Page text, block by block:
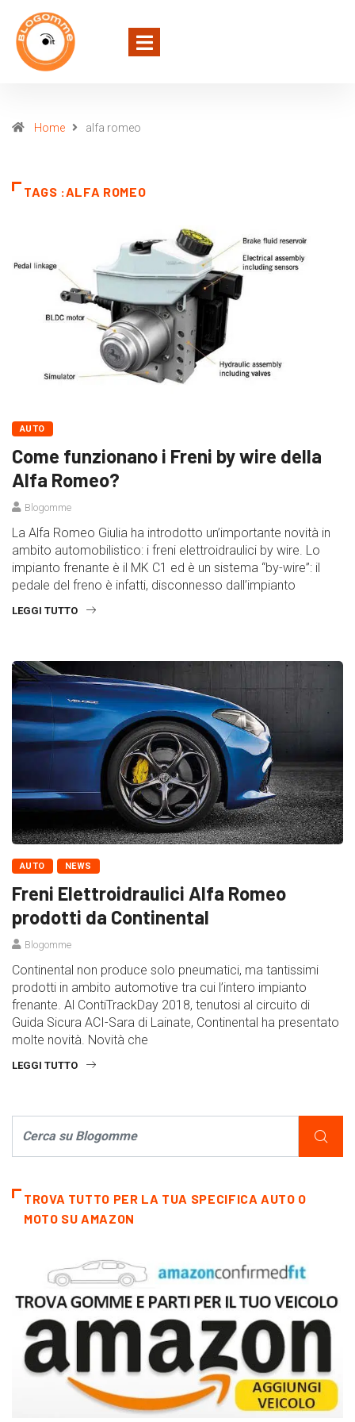
Home alfa romeo
TAGS :ALFA ROMEO
AUTO
Come funzionano i Freni by wire della
Alfa Romeo?
Blogomme
La Alfa Romeo Giulia ha introdotto un’importante novità in
ambito automobilistico: i freni elettroidraulici by wire. Lo
impianto frenante è il MK C1 ed è un sistema “by-wire”: il
pedale del freno è infatti, disconnesso dall’impianto
LEGGI TUTTO
AUTO NEWS
Freni Elettroidraulici Alfa Romeo
prodotti da Continental
Blogomme
Continental non produce solo pneumatici, ma tantissimi
prodotti in ambito automotive tra cui l’intero impianto
frenante. Al ContiTrackDay 2018, tenutosi al circuito di
Guida Sicura ACI-Sara di Lainate, Continental ha presentato
molte novità. Novità che
LEGGI TUTTO
TROVA TUTTO PER LA TUA SPECIFICA AUTO O
MOTO SU AMAZON